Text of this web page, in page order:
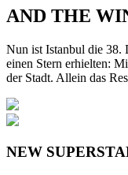
AND THE
Nun ist Istanbul die 38.
einen Stern erhielten:
der Stadt. Allein das
NEW